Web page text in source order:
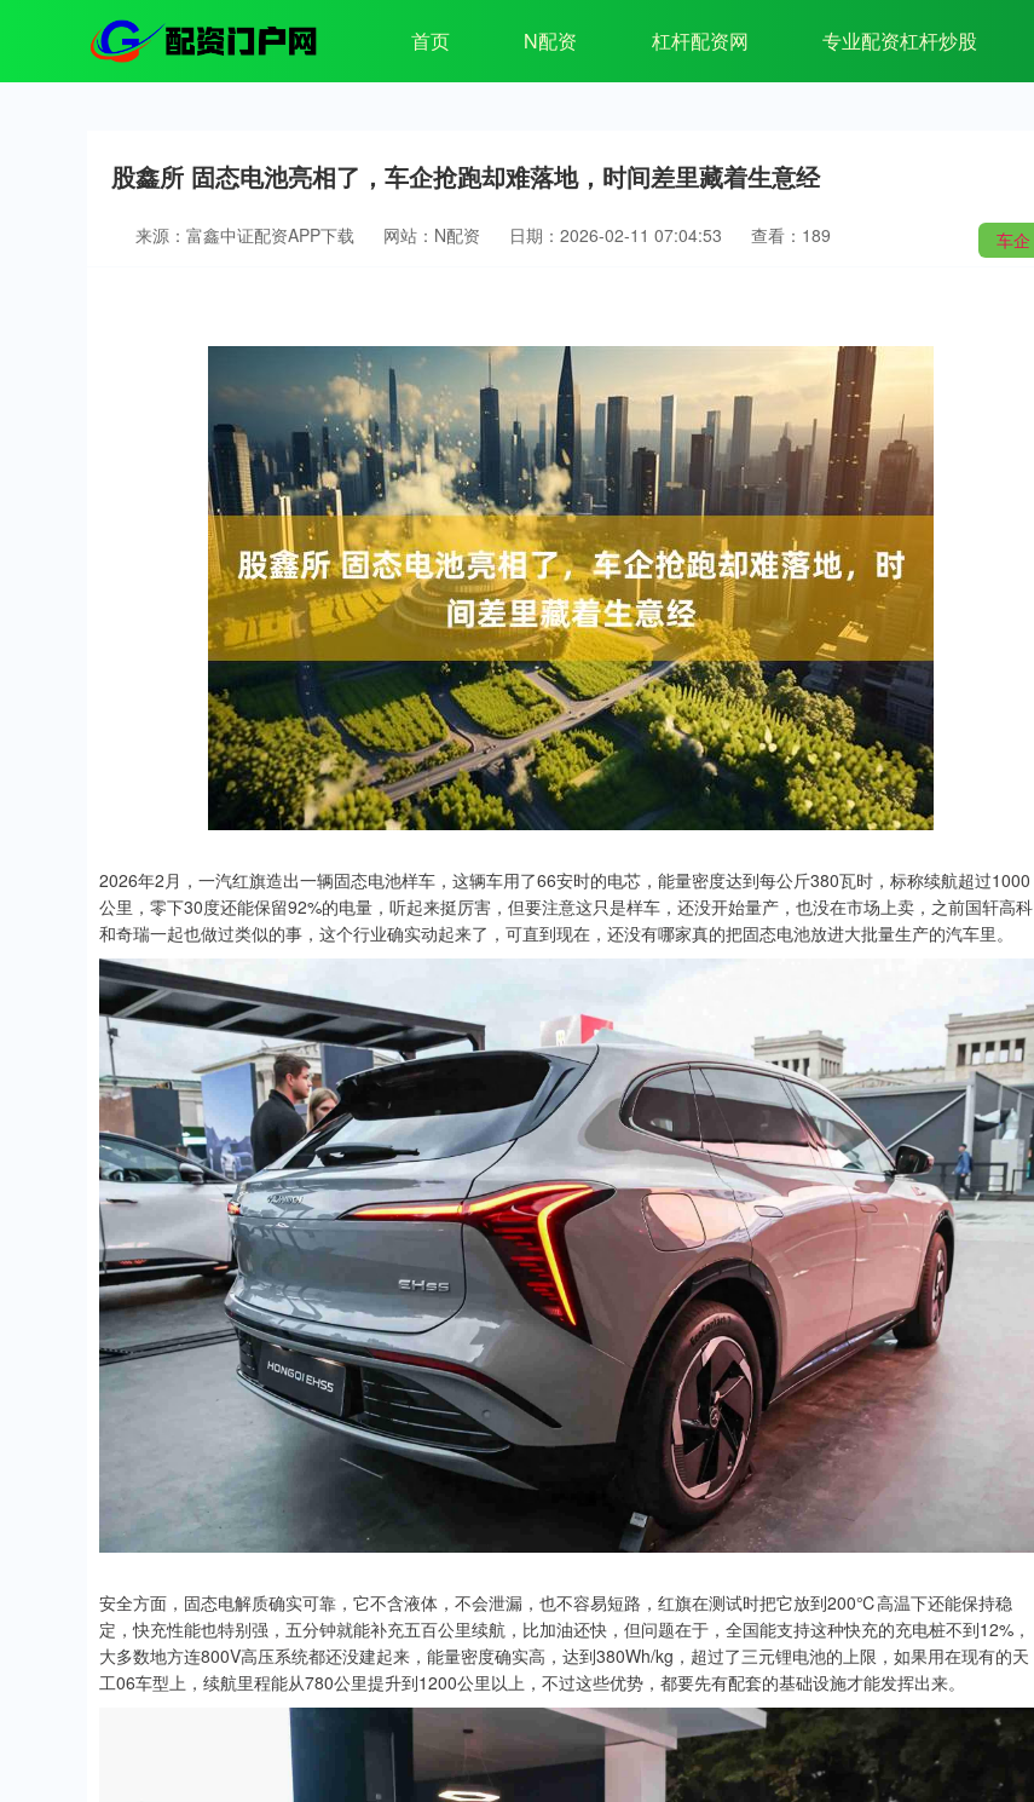
首页 N配资 杠杆配资网 专业配资杠杆炒股
股鑫所 固态电池亮相了，车企抢跑却难落地，时间差里藏着生意经
车企
来源：富鑫中证配资APP下载 网站：N配资 日期：2026-02-11 07:04:53 查看：189
2026年2月，一汽红旗造出一辆固态电池样车，这辆车用了66安时的电芯，能量密度达到每公斤380瓦时，标称续航超过1000
公里，零下30度还能保留92%的电量，听起来挺厉害，但要注意这只是样车，还没开始量产，也没在市场上卖，之前国轩高科
和奇瑞一起也做过类似的事，这个行业确实动起来了，可直到现在，还没有哪家真的把固态电池放进大批量生产的汽车里。
安全方面，固态电解质确实可靠，它不含液体，不会泄漏，也不容易短路，红旗在测试时把它放到200℃高温下还能保持稳
定，快充性能也特别强，五分钟就能补充五百公里续航，比加油还快，但问题在于，全国能支持这种快充的充电桩不到12%，
大多数地方连800V高压系统都还没建起来，能量密度确实高，达到380Wh/kg，超过了三元锂电池的上限，如果用在现有的天
工06车型上，续航里程能从780公里提升到1200公里以上，不过这些优势，都要先有配套的基础设施才能发挥出来。
深证成指 14110.12 -34.08 -0.24% 沪深300 4651.31 -6.85